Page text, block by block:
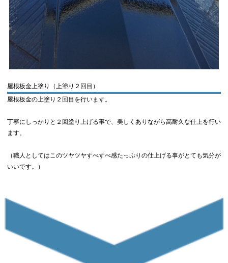
屋根板金上塗り（上塗り２回目）
屋根板金の上塗り２回目を行います。
丁寧にしっかりと２回塗り上げる事で、美しくありながら高耐久な仕上を行い
ます。
（職人としてはこのツヤツヤすべすべ感たっぷりの仕上げる事がとても気分が
いいです。）